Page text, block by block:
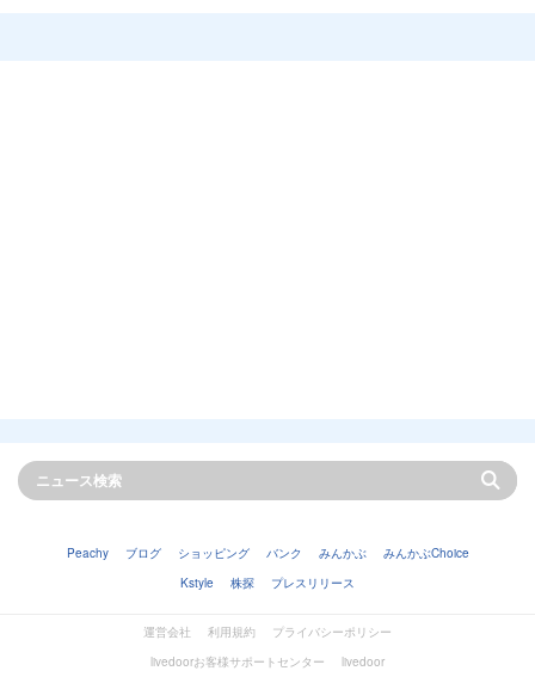
Peachy ブログ ショッピング バンク みんかぶ
みんかぶChoice
Kstyle
株探 プレスリリース
運営会社 利用規約
プライバシーポリシー
livedoorお客様サポートセンター
livedoor